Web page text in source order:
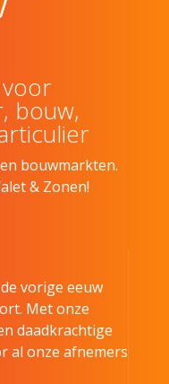
bouw,
bouwmarkten.
& Zonen!
vorige eeuw
Met onze
daadkrachtige
al onze afnemers